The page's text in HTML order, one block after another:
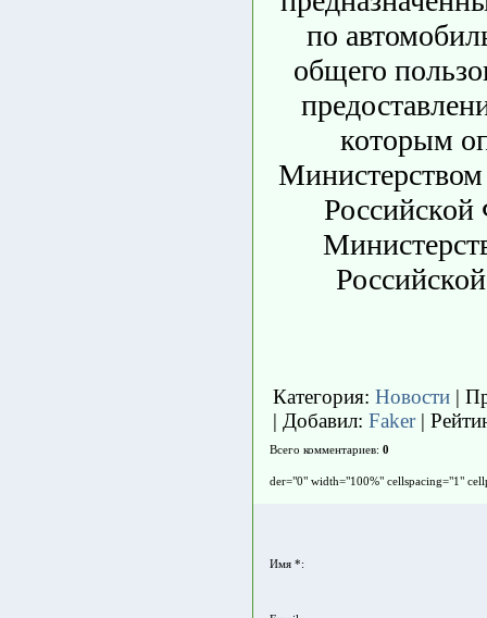
по
общего
которым
Категория: Новости |
| Добавил: Faker|
Всего комментариев: 0
der="0" width="100%" cellspacing="1"
Имя *: